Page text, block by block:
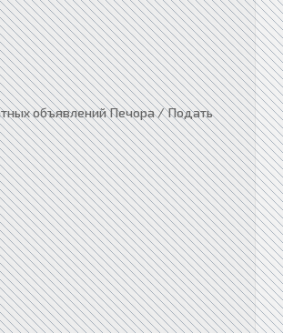
объявлений Печора / Подать